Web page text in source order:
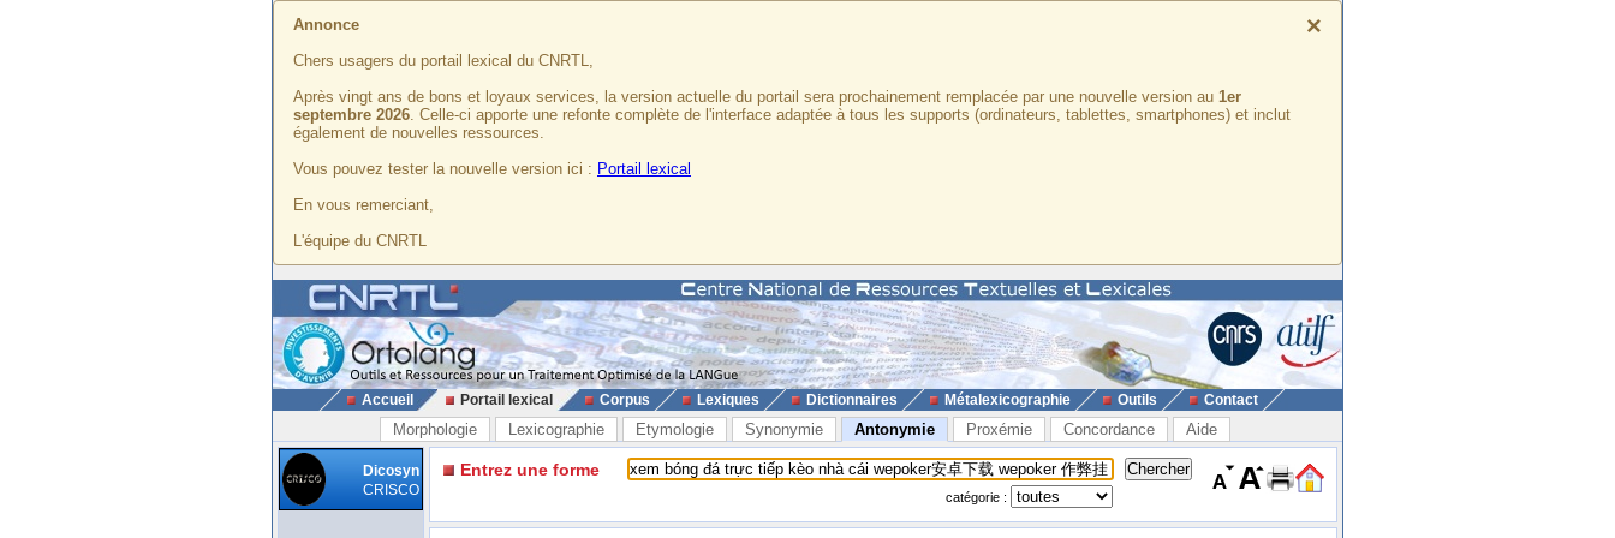
×
Annonce
Chers usagers du portail lexical du CNRTL,
Après vingt ans de bons et loyaux services, la version actuelle du portail sera prochainement remplacée par une nouvelle version au 1er
septembre 2026. Celle-ci apporte une refonte complète de l'interface adaptée à tous les supports (ordinateurs, tablettes, smartphones) et inclut
également de nouvelles ressources.
Vous pouvez tester la nouvelle version ici : Portail lexical
En vous remerciant,
L'équipe du CNRTL
Accueil Portail lexical Corpus Lexiques Dictionnaires Métalexicographie Outils Contact
Morphologie Lexicographie Etymologie Synonymie Antonymie Proxémie Concordance Aide
Dicosyn
CRISCO
Entrez une forme
catégorie :